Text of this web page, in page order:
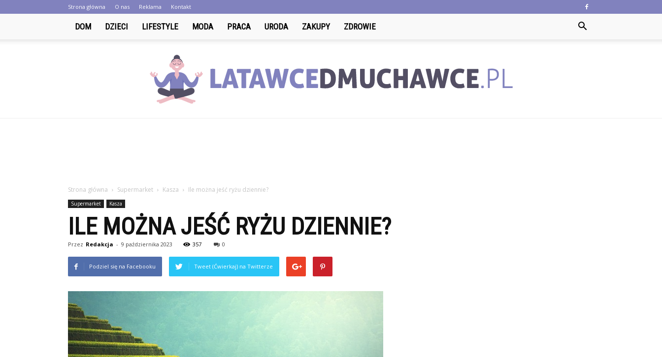
Strona główna O nas Reklama Kontakt
DOM DZIECI LIFESTYLE MODA PRACA URODA ZAKUPY ZDROWIE
Strona główna Supermarket Kasza Ile można jeść ryżu dziennie?
Supermarket Kasza
ILE MOŻNA JEŚĆ RYŻU DZIENNIE?
Przez Redakcja - 9 października 2023 357 0
Podziel się na Facebooku Tweet (Ćwierkaj) na Twitterze